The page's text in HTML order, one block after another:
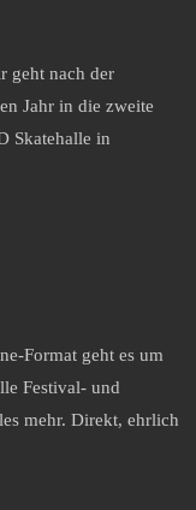
geht nach der
Jahr in die zweite
Skatehalle in
Format geht es um
Festival- und
mehr. Direkt, ehrlich